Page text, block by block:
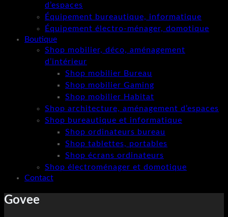
d’espaces
Équipement bureautique, informatique
Équipement électro-ménager, domotique
Boutique
Shop mobilier, déco, aménagement
d’intérieur
Shop mobilier Bureau
Shop mobilier Gaming
Shop mobilier Habitat
Shop architecture, aménagement d’espaces
Shop bureautique et informatique
Shop ordinateurs bureau
Shop tablettes, portables
Shop écrans ordinateurs
Shop électroménager et domotique
Contact
Govee